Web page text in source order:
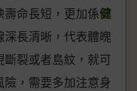
壽命長短，更加係健
深長清晰，代表體魄
斷裂或者島紋，就可
險，需要多加注意身